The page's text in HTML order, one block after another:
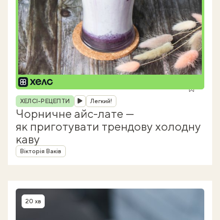
Рубрика
ХЕЛСІ-РЕЦЕПТИ Легкий!
Чорничне айс-лате —
як приготувати трендову холодну
каву
Автор
Вікторія Ваків
Час приготування
20 хв